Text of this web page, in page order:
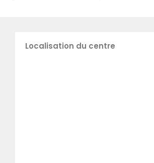
Localisation du centre